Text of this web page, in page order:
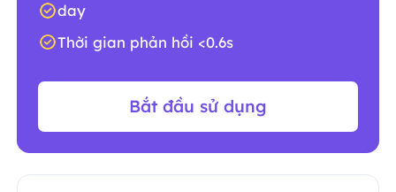
day
Thời gian phản hồi <0.6s
Bắt đầu sử dụng